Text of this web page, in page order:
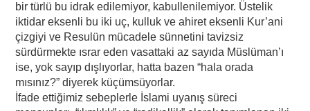
bir türlü bu idrak edilemiyor, kabullenilemiyor. Üstelik
iktidar eksenli bu iki uç, kulluk ve ahiret eksenli Kur’ani
çizgiyi ve Resulün mücadele sünnetini tavizsiz
sürdürmekte ısrar eden vasattaki az sayıda Müslüman’ı
ise, yok sayıp dışlıyorlar, hatta bazen “hala orada
mısınız?” diyerek küçümsüyorlar.
İfade ettiğimiz sebeplerle İslami uyanış süreci